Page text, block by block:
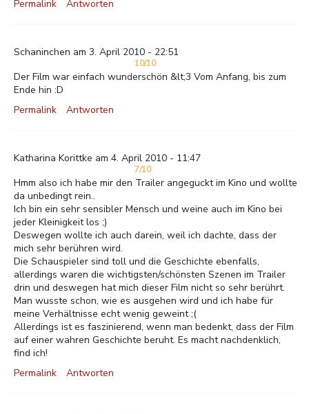
Permalink Antworten
Schaninchen am 3. April 2010 - 22:51
10/10
Der Film war einfach wunderschön &lt;3 Vom Anfang, bis zum
Ende hin :D
Permalink
Antworten
Katharina Korittke am 4. April 2010 - 11:47
7/10
Hmm also ich habe mir den Trailer angeguckt im Kino und wollte
da unbedingt rein..
Ich bin ein sehr sensibler Mensch und weine auch im Kino bei
jeder Kleinigkeit los ;)
Deswegen wollte ich auch darein, weil ich dachte, dass der
mich sehr berühren wird.
Die Schauspieler sind toll und die Geschichte ebenfalls,
allerdings waren die wichtigsten/schönsten Szenen im Trailer
drin und deswegen hat mich dieser Film nicht so sehr berührt.
Man wusste schon, wie es ausgehen wird und ich habe für
meine Verhältnisse echt wenig geweint ;(
Allerdings ist es faszinierend, wenn man bedenkt, dass der Film
auf einer wahren Geschichte beruht. Es macht nachdenklich,
find ich!
Permalink
Antworten